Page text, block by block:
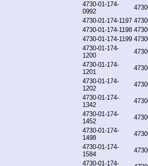
4730-01-174-
0992
4730-01-174-1197
4730-01-174-1198
4730-01-174-1199
4730-01-174-
1200
4730-01-174-
1201
4730-01-174-
1202
4730-01-174-
1342
4730-01-174-
1452
4730-01-174-
1498
4730-01-174-
1584
4730-01-174-